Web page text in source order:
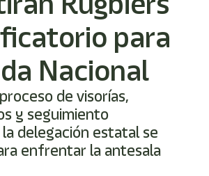
para
Nacional
de visorías,
y seguimiento
delegación estatal se
enfrentar la antesala